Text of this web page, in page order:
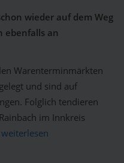
wieder auf dem Weg
ebenfalls an
Warenterminmärkten
und sind auf
Folglich tendieren
im Innkreis
weiterlesen